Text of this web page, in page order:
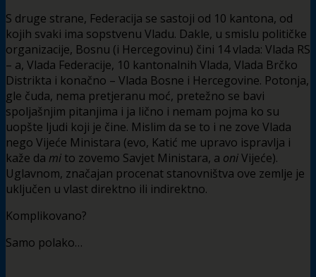
S druge strane, Federacija se sastoji od 10 kantona, od
kojih svaki ima sopstvenu Vladu. Dakle, u smislu političke
organizacije, Bosnu (i Hercegovinu) čini 14 vlada: Vlada RS
– a, Vlada Federacije, 10 kantonalnih Vlada, Vlada Brčko
Distrikta i konačno – Vlada Bosne i Hercegovine. Potonja,
gle čuda, nema pretjeranu moć, pretežno se bavi
spoljašnjim pitanjima i ja lično i nemam pojma ko su
uopšte ljudi koji je čine. Mislim da se to i ne zove Vlada
nego Vijeće Ministara (evo, Katić me upravo ispravlja i
kaže da mi to zovemo Savjet Ministara, a oniVijeće).
Uglavnom, značajan procenat stanovništva ove zemlje je
uključen u vlast direktno ili indirektno.
Komplikovano?
Samo polako…